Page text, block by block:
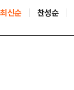
최신순 찬성순